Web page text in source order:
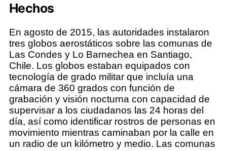
Hechos
En agosto de 2015, las autoridades instalaron
tres globos aerostáticos sobre las comunas de
Las Condes y Lo Barnechea en Santiago,
Chile. Los globos estaban equipados con
tecnología de grado militar que incluía una
cámara de 360 grados con función de
grabación y visión nocturna con capacidad de
supervisar a los ciudadanos las 24 horas del
día, así como identificar rostros de personas en
movimiento mientras caminaban por la calle en
un radio de un kilómetro y medio. Las comunas